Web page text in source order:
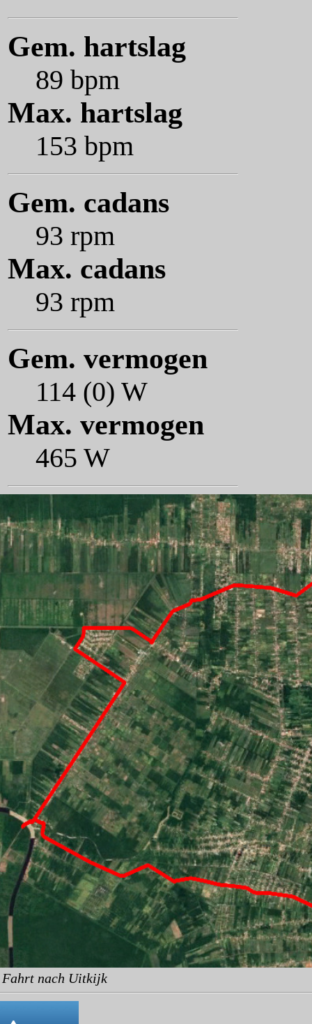
Gem. hartslag
89 bpm
Max. hartslag
153 bpm
Gem. cadans
93 rpm
Max. cadans
93 rpm
Gem. vermogen
114 (0) W
Max. vermogen
465 W
nach Uitkijk